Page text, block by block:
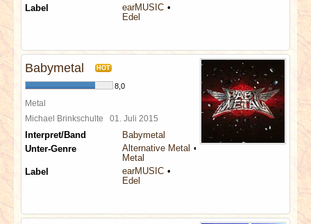
Label
earMUSIC
Edel
Babymetal HOT
8,0
Metal
Michael Brinkschulte 01. Juli 2015
Interpret/Band
Babymetal
Unter-Genre
Alternative Metal
Metal
Label
earMUSIC
Edel